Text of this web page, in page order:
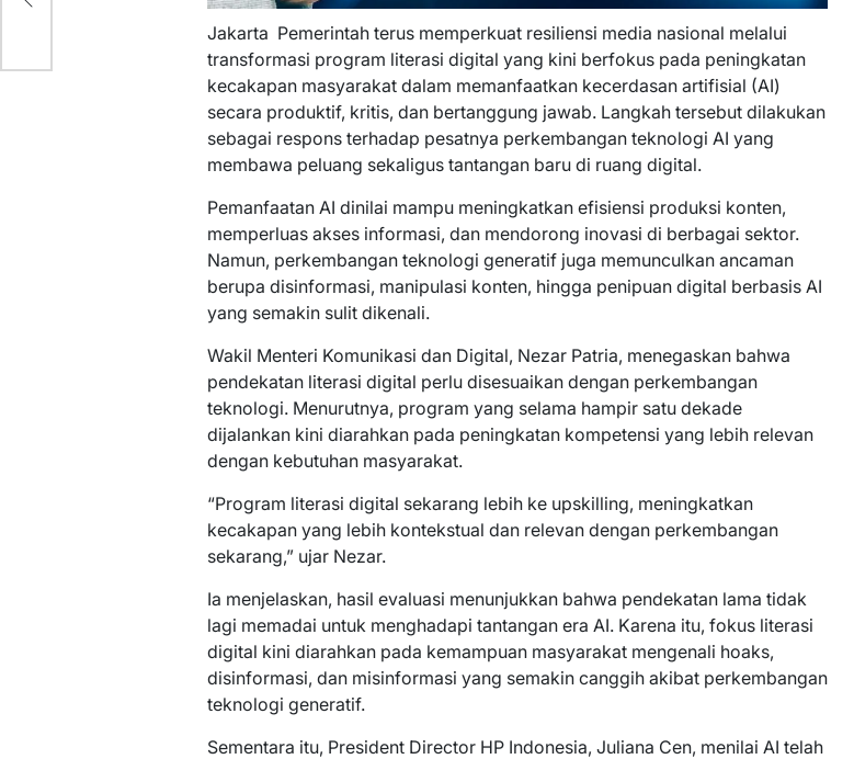
Jakarta  Pemerintah terus memperkuat resiliensi media nasional melalui
transformasi program literasi digital yang kini berfokus pada peningkatan
kecakapan masyarakat dalam memanfaatkan kecerdasan artifisial (AI)
secara produktif, kritis, dan bertanggung jawab. Langkah tersebut dilakukan
sebagai respons terhadap pesatnya perkembangan teknologi AI yang
membawa peluang sekaligus tantangan baru di ruang digital.
Pemanfaatan AI dinilai mampu meningkatkan efisiensi produksi konten,
memperluas akses informasi, dan mendorong inovasi di berbagai sektor.
Namun, perkembangan teknologi generatif juga memunculkan ancaman
berupa disinformasi, manipulasi konten, hingga penipuan digital berbasis AI
yang semakin sulit dikenali.
Wakil Menteri Komunikasi dan Digital, Nezar Patria, menegaskan bahwa
pendekatan literasi digital perlu disesuaikan dengan perkembangan
teknologi. Menurutnya, program yang selama hampir satu dekade
dijalankan kini diarahkan pada peningkatan kompetensi yang lebih relevan
dengan kebutuhan masyarakat.
“Program literasi digital sekarang lebih ke upskilling, meningkatkan
kecakapan yang lebih kontekstual dan relevan dengan perkembangan
sekarang,” ujar Nezar.
Ia menjelaskan, hasil evaluasi menunjukkan bahwa pendekatan lama tidak
lagi memadai untuk menghadapi tantangan era AI. Karena itu, fokus literasi
digital kini diarahkan pada kemampuan masyarakat mengenali hoaks,
disinformasi, dan misinformasi yang semakin canggih akibat perkembangan
teknologi generatif.
Sementara itu, President Director HP Indonesia, Juliana Cen, menilai AI telah